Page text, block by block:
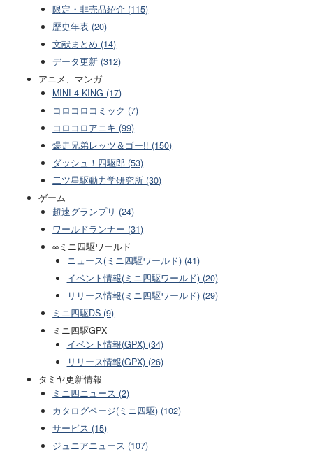
限定・非売品紹介 (115)
歴史年表 (20)
文献まとめ (14)
データ更新 (312)
アニメ、マンガ
MINI 4 KING (17)
コロコロコミック (7)
コロコロアニキ (99)
爆走兄弟レッツ＆ゴー!! (150)
ダッシュ！四駆郎 (53)
二ツ星駆動力学研究所 (30)
ゲーム
超速グランプリ (24)
ワールドランナー (31)
∞ミニ四駆ワールド
ニュース(ミニ四駆ワールド) (41)
イベント情報(ミニ四駆ワールド) (20)
リリース情報(ミニ四駆ワールド) (29)
ミニ四駆DS (9)
ミニ四駆GPX
イベント情報(GPX) (34)
リリース情報(GPX) (26)
タミヤ更新情報
ミニ四ニュース (2)
カタログページ(ミニ四駆) (102)
サービス (15)
ジュニアニュース (107)